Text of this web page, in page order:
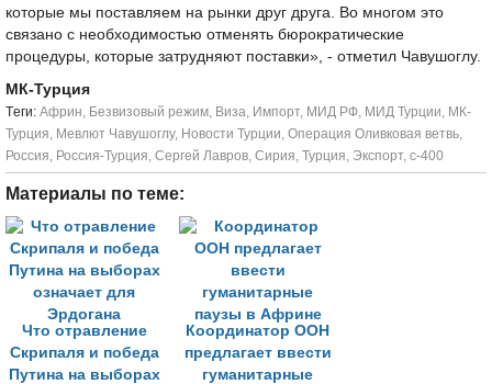
которые мы поставляем на рынки друг друга. Во многом это
связано с необходимостью отменять бюрократические
процедуры, которые затрудняют поставки», - отметил Чавушоглу.
МК-Турция
Tеги: Африн, Безвизовый режим, Виза, Импорт, МИД РФ, МИД Турции, МК-
Турция, Мевлют Чавушоглу, Новости Турции, Операция Оливковая ветвь,
Россия, Россия-Турция, Сергей Лавров, Сирия, Турция, Экспорт, с-400
Материалы по теме:
Что отравление
Скрипаля и победа
Путина на выборах
Координатор ООН
предлагает ввести
гуманитарные